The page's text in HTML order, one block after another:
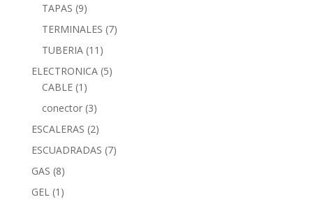
TAPAS (9)
TERMINALES (7)
TUBERIA (11)
ELECTRONICA (5)
CABLE (1)
conector (3)
ESCALERAS (2)
ESCUADRADAS (7)
GAS (8)
GEL (1)